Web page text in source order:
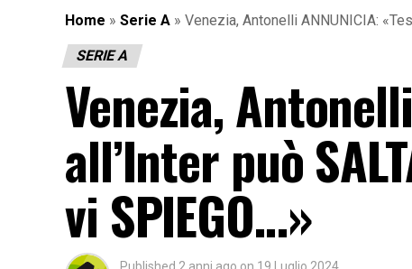
Home » Serie A » Venezia, Antonelli ANNUNICIA:
SERIE A
Venezia,
all’Inter può
vi SPIEGO…»
Published 2 anni ago on 19 Luglio 2024